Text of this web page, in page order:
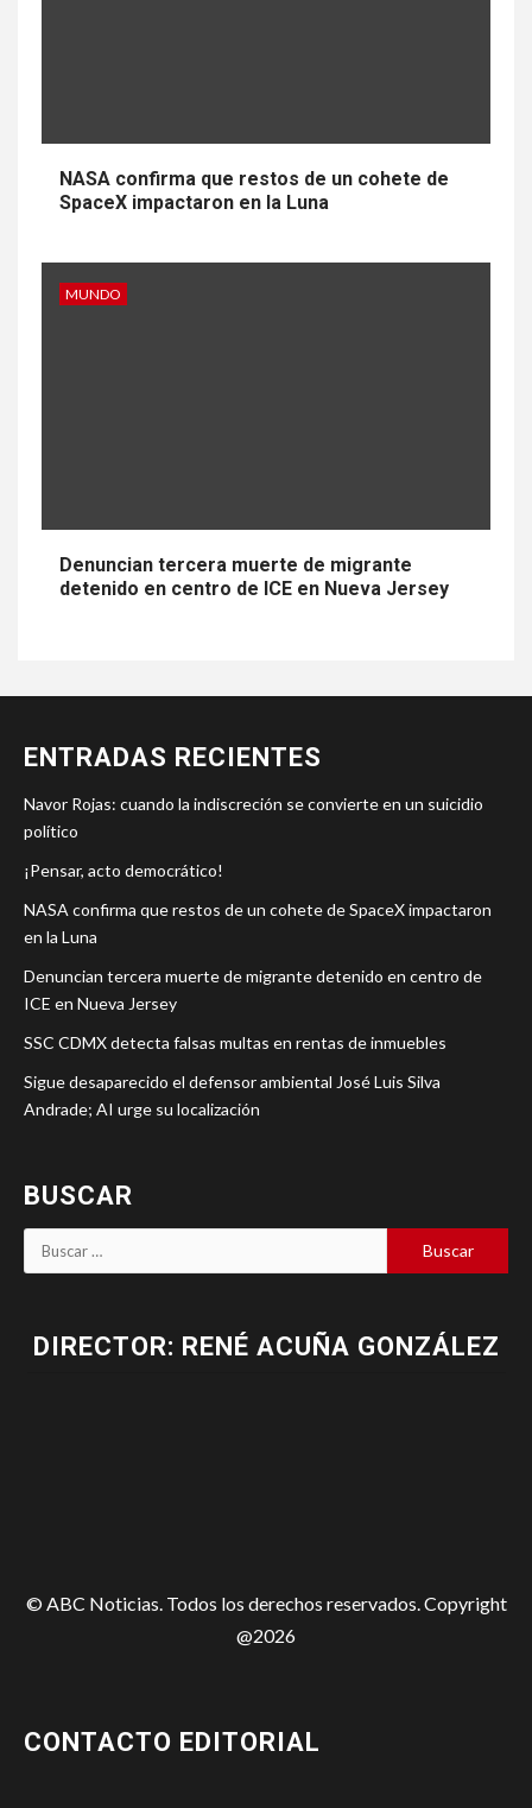
NASA confirma que restos de un cohete de
SpaceX impactaron en la Luna
MUNDO
Denuncian tercera muerte de migrante
detenido en centro de ICE en Nueva Jersey
ENTRADAS RECIENTES
Navor Rojas: cuando la indiscreción se convierte en un suicidio
político
¡Pensar, acto democrático!
NASA confirma que restos de un cohete de SpaceX impactaron
en la Luna
Denuncian tercera muerte de migrante detenido en centro de
ICE en Nueva Jersey
SSC CDMX detecta falsas multas en rentas de inmuebles
Sigue desaparecido el defensor ambiental José Luis Silva
Andrade; AI urge su localización
BUSCAR
DIRECTOR: RENÉ ACUÑA GONZÁLEZ
© ABC Noticias. Todos los derechos reservados. Copyright
@2026
CONTACTO EDITORIAL